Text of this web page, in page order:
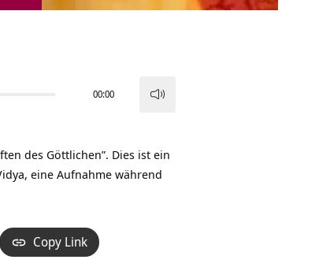
00:00
des Göttlichen”. Dies ist ein
eine Aufnahme während
Copy Link